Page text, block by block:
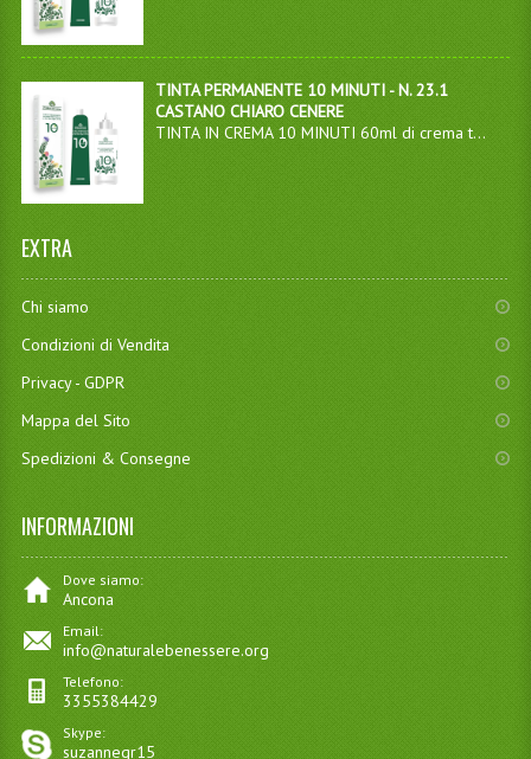
TINTA PERMANENTE 10 MINUTI - N. 23.1
CASTANO CHIARO CENERE
TINTA IN CREMA 10 MINUTI 60ml di crema t...
EXTRA
Chi siamo
Condizioni di Vendita
Privacy - GDPR
Mappa del Sito
Spedizioni & Consegne
INFORMAZIONI
Dove siamo:
Ancona
Email:
info@naturalebenessere.org
Telefono:
3355384429
Skype:
suzannegr15